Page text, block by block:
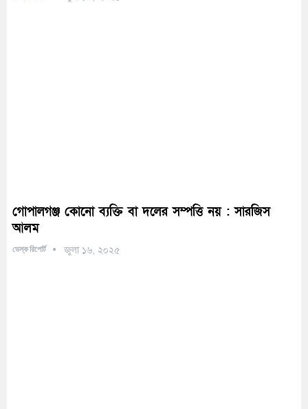
গোপালগঞ্জ কোনো ব্যক্তি বা দলের সম্পত্তি নয় : সারজিস
আলম
ডেস্ক রিপোর্ট জুলা ১৬, ২০২৫